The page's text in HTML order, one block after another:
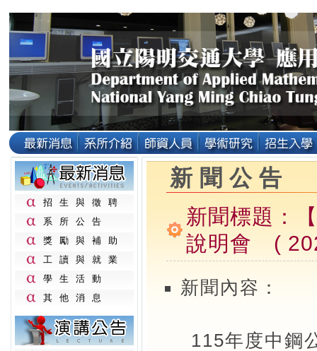
招生與徵聘
系所公告
獎勵與補助
工讀與就業
學生活動
其他消息
新聞公告
新聞標題：
說明會 (
新聞內容：
115年度中鋼